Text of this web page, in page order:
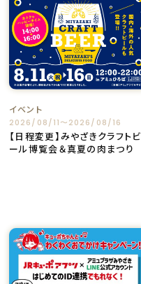
イベント
2026/08/11〜2026/08/16
【日程変更】みやざきクラフトビ
ール博覧会＆真夏の肉まつり